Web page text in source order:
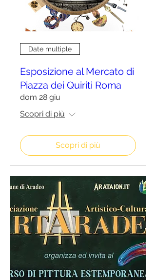
Date multiple
Esposizione al Mercato di
Piazza dei Quiriti Roma
dom 28 giu
Scopri di più
Scopri di più